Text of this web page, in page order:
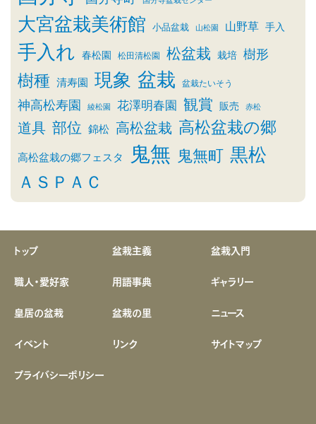
大宮盆栽美術館 小品盆栽 山松園 山野草 手入
手入れ 春松園 松田清松園 松盆栽 栽培 樹形
樹種 清寿園 現象 盆栽 盆栽たいそう
神高松寿園 綾松園 花澤明春園 観賞 販売 赤松
道具 部位 錦松 高松盆栽 高松盆栽の郷
高松盆栽の郷フェスタ 鬼無 鬼無町 黒松
ＡＳＰＡＣ
トップ 盆栽主義
盆栽入門
職人・愛好家
用語事典
ギャラリー
皇居の盆栽
盆栽の里
ニュース
イベント
リンク
サイトマップ
プライバシーポリシー